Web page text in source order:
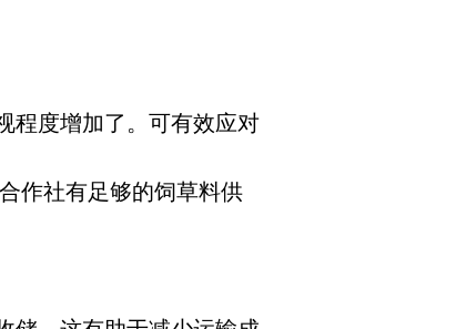
程度增加了。可有效应对
作社有足够的饲草料供